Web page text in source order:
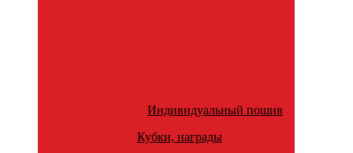
Индивидуальный пошив
Кубки, награды